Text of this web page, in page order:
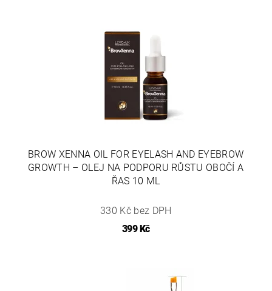
BROW XENNA OIL FOR EYELASH AND EYEBROW
GROWTH – OLEJ NA PODPORU RŮSTU OBOČÍ A
ŘAS 10 ML
330 Kč bez DPH
399 Kč